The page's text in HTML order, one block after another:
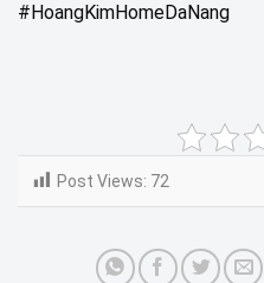
#HoangKimHomeDaNang
Post Views: 72